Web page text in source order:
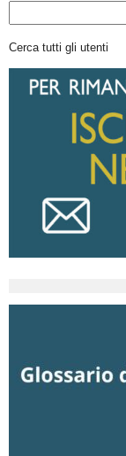
Cerca tutti gli utenti